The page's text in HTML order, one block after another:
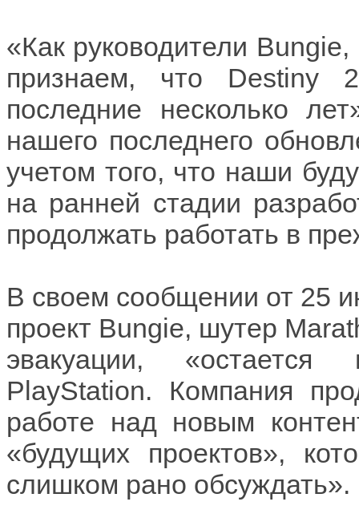
«Как руководители
признаем, что Destiny
последние несколько
нашего последнего
учетом того, что наши
на ранней стадии
продолжать работать в
В своем сообщении от 25
проект Bungie, шутер
эвакуации,
PlayStation. Компания
работе над новым
«будущих проектов»,
слишком рано обсуждать».